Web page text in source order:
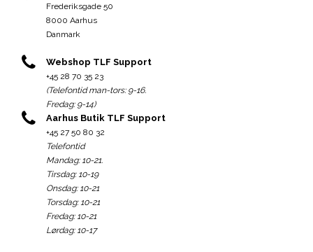
Frederiksgade 50
8000 Aarhus
Danmark
Webshop TLF Support
+45 28 70 35 23
(Telefontid man-tors: 9-16.
Fredag: 9-14)
Aarhus Butik TLF Support
+45 27 50 80 32
Telefontid
Mandag: 10-21.
Tirsdag: 10-19
Onsdag: 10-21
Torsdag: 10-21
Fredag: 10-21
Lørdag: 10-17